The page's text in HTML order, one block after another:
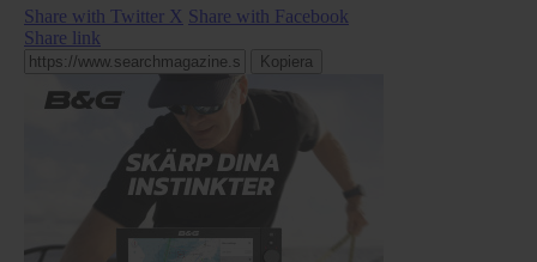
Share with Twitter X Share with Facebook
Share link
Kopiera